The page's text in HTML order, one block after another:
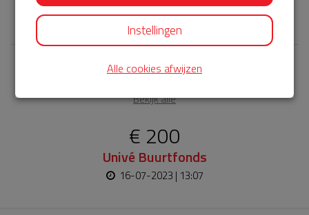
𝕏
Laatste donaties
Bekijk alle
€ 200
Univé Buurtfonds
16-07-2023 | 13:07
Instellingen
Alle cookies afwijzen